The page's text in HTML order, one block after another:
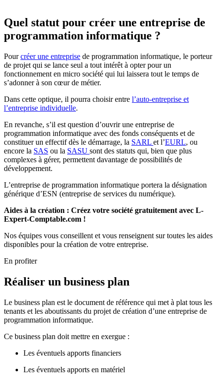
Quel statut pour créer une entreprise de
programmation informatique ?
Pourcréer une entreprise de programmation informatique, le porteur
de projet qui se lance seul a tout intérêt à opter pour un
fonctionnement en micro société qui lui laissera tout le temps de
s’adonner à son cœur de métier.
Dans cette optique, il pourra choisir entre l’auto-entreprise et
l’entreprise individuelle.
En revanche, s’il est question d’ouvrir une entreprise de
programmation informatique avec des fonds conséquents et de
constituer un effectif dès le démarrage, la SARL et l’EURL, ou
encore la SAS ou la SASU sont des statuts qui, bien que plus
complexes à gérer, permettent davantage de possibilités de
développement.
L’entreprise de programmation informatique portera la désignation
générique d’ESN (entreprise de services du numérique).
Aides à la création : Créez votre société gratuitement avec L-
Expert-Comptable.com !
Nos équipes vous conseillent et vous renseignent sur toutes les aides
disponibles pour la création de votre entreprise.
En profiter
Réaliser un business plan
Le business plan est le document de référence qui met à plat tous les
tenants et les aboutissants du projet de création d’une entreprise de
programmation informatique.
Ce business plan doit mettre en exergue :
Les éventuels apports financiers
Les éventuels apports en matériel